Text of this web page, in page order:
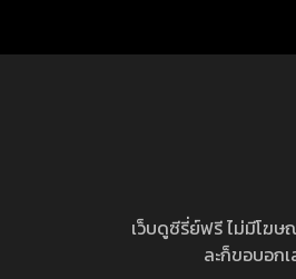
เว็บดูซีรี่ย์ฟรี ไม่มีโฆ
ละก็ขอบอก